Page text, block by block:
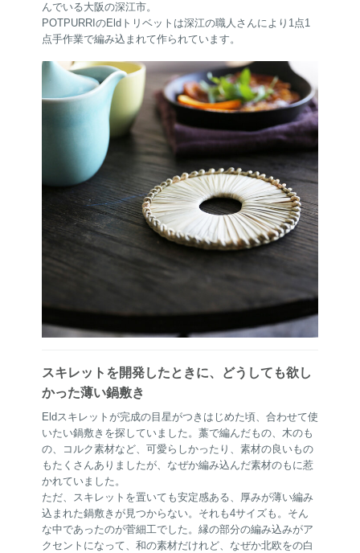
んでいる大阪の深江市。
POTPURRIのEldトリベットは深江の職人さんにより1点1
点手作業で編み込まれて作られています。
スキレットを開発したときに、どうしても欲し
かった薄い鍋敷き
Eldスキレットが完成の目星がつきはじめた頃、合わせて使
いたい鍋敷きを探していました。藁で編んだもの、木のも
の、コルク素材など、可愛らしかったり、素材の良いもの
もたくさんありましたが、なぜか編み込んだ素材のもに惹
かれていました。
ただ、スキレットを置いても安定感ある、厚みが薄い編み
込まれた鍋敷きが見つからない。それも4サイズも。そん
な中であったのが菅細工でした。縁の部分の編み込みがア
クセントになって、和の素材だけれど、なぜか北欧をの白